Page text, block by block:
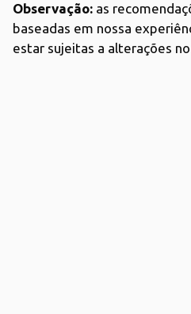
Observação: as
baseadas em nossa
estar sujeitas a alterações